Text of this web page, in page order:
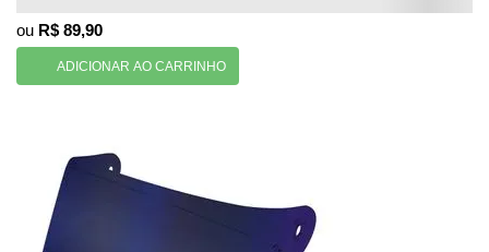
ou R$ 89,90
ADICIONAR AO CARRINHO